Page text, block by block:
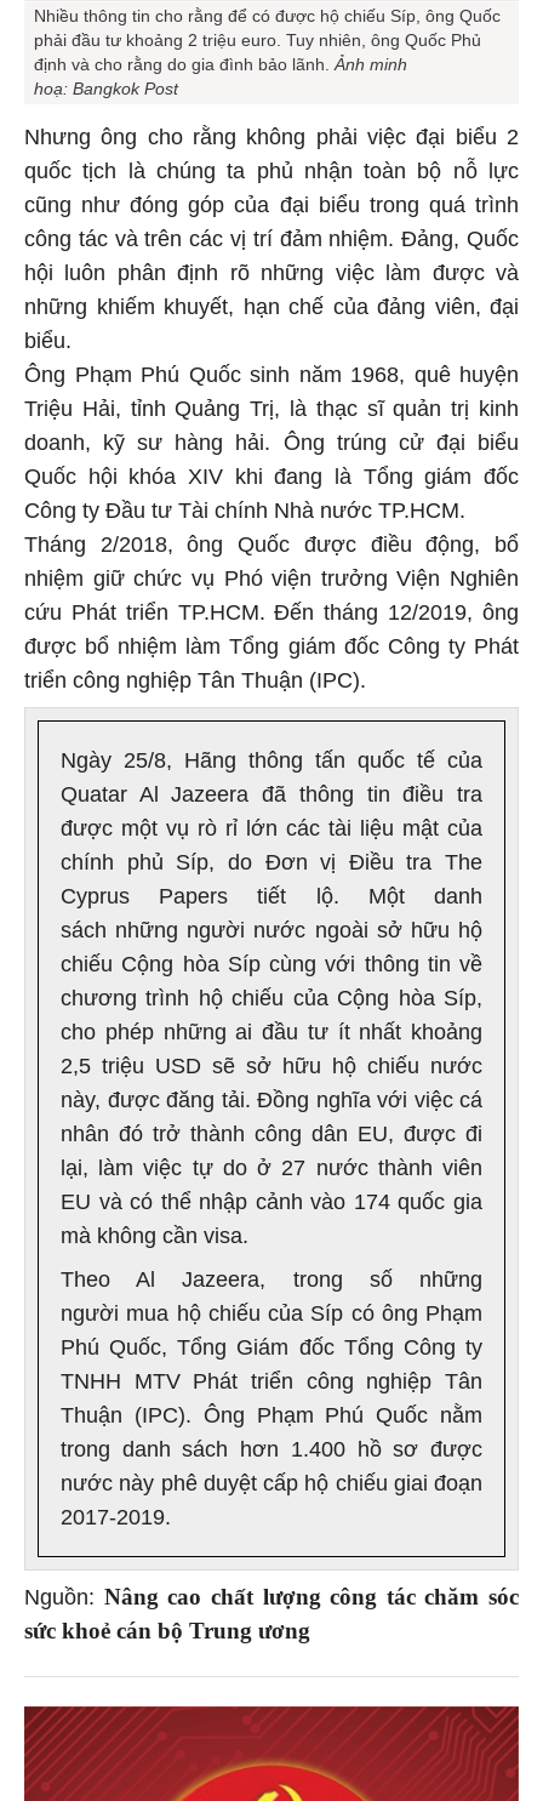
Nhiều thông tin cho rằng để có được hộ chiếu Síp, ông Quốc
phải đầu tư khoảng 2 triệu euro. Tuy nhiên, ông Quốc Phủ
định và cho rằng do gia đình bảo lãnh.
Ảnh minh
hoạ: Bangkok Post
Nhưng ông cho rằng không phải việc đại biểu 2
quốc tịch là chúng ta phủ nhận toàn bộ nỗ lực
cũng như đóng góp của đại biểu trong quá trình
công tác và trên các vị trí đảm nhiệm. Đảng, Quốc
hội luôn phân định rõ những việc làm được và
những khiếm khuyết, hạn chế của đảng viên, đại
biểu.
Ông Phạm Phú Quốc sinh năm 1968, quê huyện
Triệu Hải, tỉnh Quảng Trị, là thạc sĩ quản trị kinh
doanh, kỹ sư hàng hải. Ông trúng cử đại biểu
Quốc hội khóa XIV khi đang là Tổng giám đốc
Công ty Đầu tư Tài chính Nhà nước TP.HCM.
Tháng 2/2018, ông Quốc được điều động, bổ
nhiệm giữ chức vụ Phó viện trưởng Viện Nghiên
cứu Phát triển TP.HCM. Đến tháng 12/2019, ông
được bổ nhiệm làm Tổng giám đốc Công ty Phát
triển công nghiệp Tân Thuận (IPC).
Ngày 25/8, Hãng thông tấn quốc tế của
Quatar Al Jazeera đã thông tin điều tra
được một vụ rò rỉ lớn các tài liệu mật của
chính phủ Síp, do Đơn vị Điều tra The
Cyprus Papers tiết lộ. Một danh
sách những người nước ngoài sở hữu hộ
chiếu Cộng hòa Síp cùng với thông tin về
chương trình hộ chiếu của Cộng hòa Síp,
cho phép những ai đầu tư ít nhất khoảng
2,5 triệu USD sẽ sở hữu hộ chiếu nước
này, được đăng tải. Đồng nghĩa với việc cá
nhân đó trở thành công dân EU, được đi
lại, làm việc tự do ở 27 nước thành viên
EU và có thể nhập cảnh vào 174 quốc gia
mà không cần visa.
Theo Al Jazeera, trong số những
người mua hộ chiếu của Síp có ông Phạm
Phú Quốc, Tổng Giám đốc Tổng Công ty
TNHH MTV Phát triển công nghiệp Tân
Thuận (IPC). Ông Phạm Phú Quốc nằm
trong danh sách hơn 1.400 hồ sơ được
nước này phê duyệt cấp hộ chiếu giai đoạn
2017-2019.
Nguồn: Nâng cao chất lượng công tác chăm sóc
sức khoẻ cán bộ Trung ương